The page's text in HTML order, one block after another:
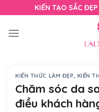
to
content
KIẾN TẠO SẮC
KIẾN THỨC LÀM ĐẸP, KIẾN
Chăm sóc da
điều khách